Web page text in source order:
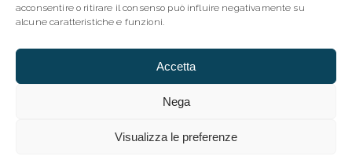
acconsentire o ritirare il consenso può influire negativamente su
alcune caratteristiche e funzioni.
Accetta
Nega
Visualizza le preferenze
©2023 Taliammari |P.IVA IT06173660827 | Designed by